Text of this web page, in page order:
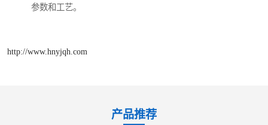
参数和工艺。
http://www.hnyjqh.com
产品推荐